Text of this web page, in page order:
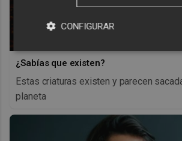
¿Sabías que existen?
Estas criaturas existen y parecen
planeta
CONFIGURAR